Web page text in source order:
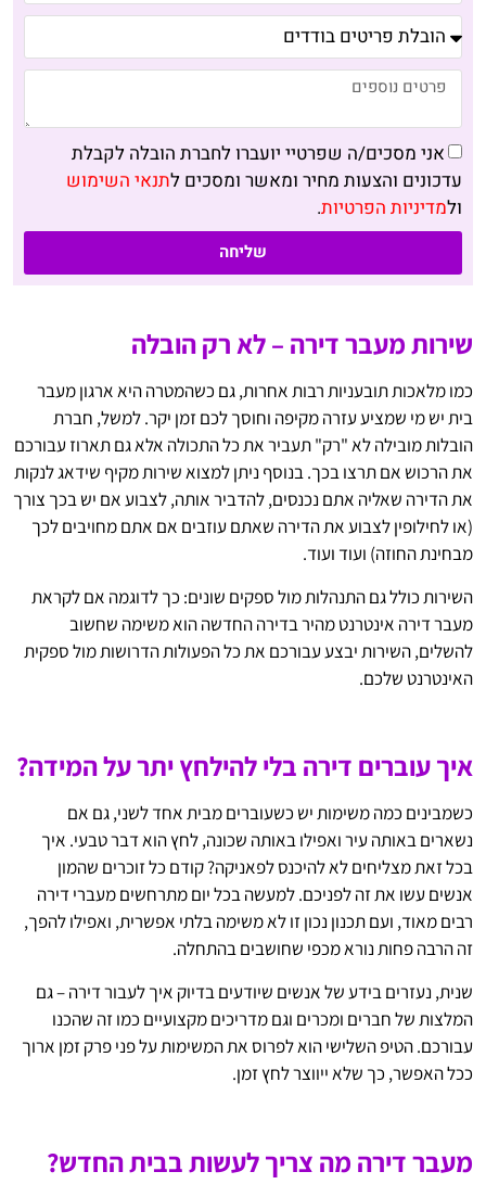
אני מסכים/ה שפרטיי יועברו לחברת הובלה לקבלת
עדכונים והצעות מחיר ומאשר ומסכים לתנאי השימוש
ולמדיניות הפרטיות.
שליחה
שירות מעבר דירה – לא רק הובלה
כמו מלאכות תובעניות רבות אחרות, גם כשהמטרה היא ארגון מעבר
בית יש מי שמציע עזרה מקיפה וחוסך לכם זמן יקר. למשל, חברת
הובלות מובילה לא "רק" תעביר את כל התכולה אלא גם תארוז עבורכם
את הרכוש אם תרצו בכך. בנוסף ניתן למצוא שירות מקיף שידאג לנקות
את הדירה שאליה אתם נכנסים, להדביר אותה, לצבוע אם יש בכך צורך
(או לחילופין לצבוע את הדירה שאתם עוזבים אם אתם מחויבים לכך
מבחינת החוזה) ועוד ועוד.
השירות כולל גם התנהלות מול ספקים שונים: כך לדוגמה אם לקראת
מעבר דירה אינטרנט מהיר בדירה החדשה הוא משימה שחשוב
להשלים, השירות יבצע עבורכם את כל הפעולות הדרושות מול ספקית
האינטרנט שלכם.
איך עוברים דירה בלי להילחץ יתר על המידה?
כשמבינים כמה משימות יש כשעוברים מבית אחד לשני, גם אם
נשארים באותה עיר ואפילו באותה שכונה, לחץ הוא דבר טבעי. איך
בכל זאת מצליחים לא להיכנס לפאניקה? קודם כל זוכרים שהמון
אנשים עשו את זה לפניכם. למעשה בכל יום מתרחשים מעברי דירה
רבים מאוד, ועם תכנון נכון זו לא משימה בלתי אפשרית, ואפילו להפך,
זה הרבה פחות נורא מכפי שחושבים בהתחלה.
שנית, נעזרים בידע של אנשים שיודעים בדיוק איך לעבור דירה – גם
המלצות של חברים ומכרים וגם מדריכים מקצועיים כמו זה שהכנו
עבורכם. הטיפ השלישי הוא לפרוס את המשימות על פני פרק זמן ארוך
ככל האפשר, כך שלא ייווצר לחץ זמן.
מעבר דירה מה צריך לעשות בבית החדש?